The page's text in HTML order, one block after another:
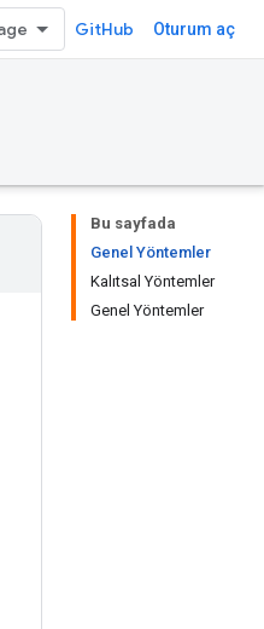
GitHub Oturum aç
Bu sayfada
Genel Yöntemler
Kalıtsal Yöntemler
Genel Yöntemler